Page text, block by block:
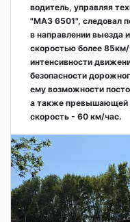
водитель, управляя
"МАЗ 6501", следовал
в направлении выезда
скоростью более 85км/
интенсивности
безопасности
ему возможности
а также превышающей
скорость - 60 км/час.